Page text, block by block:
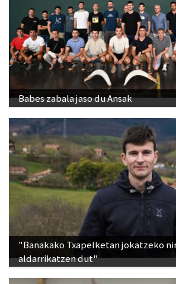
Babes zabala jaso du Ansak
"Banakako Txapelketan jokatzeko
aldarrikatzen dut"